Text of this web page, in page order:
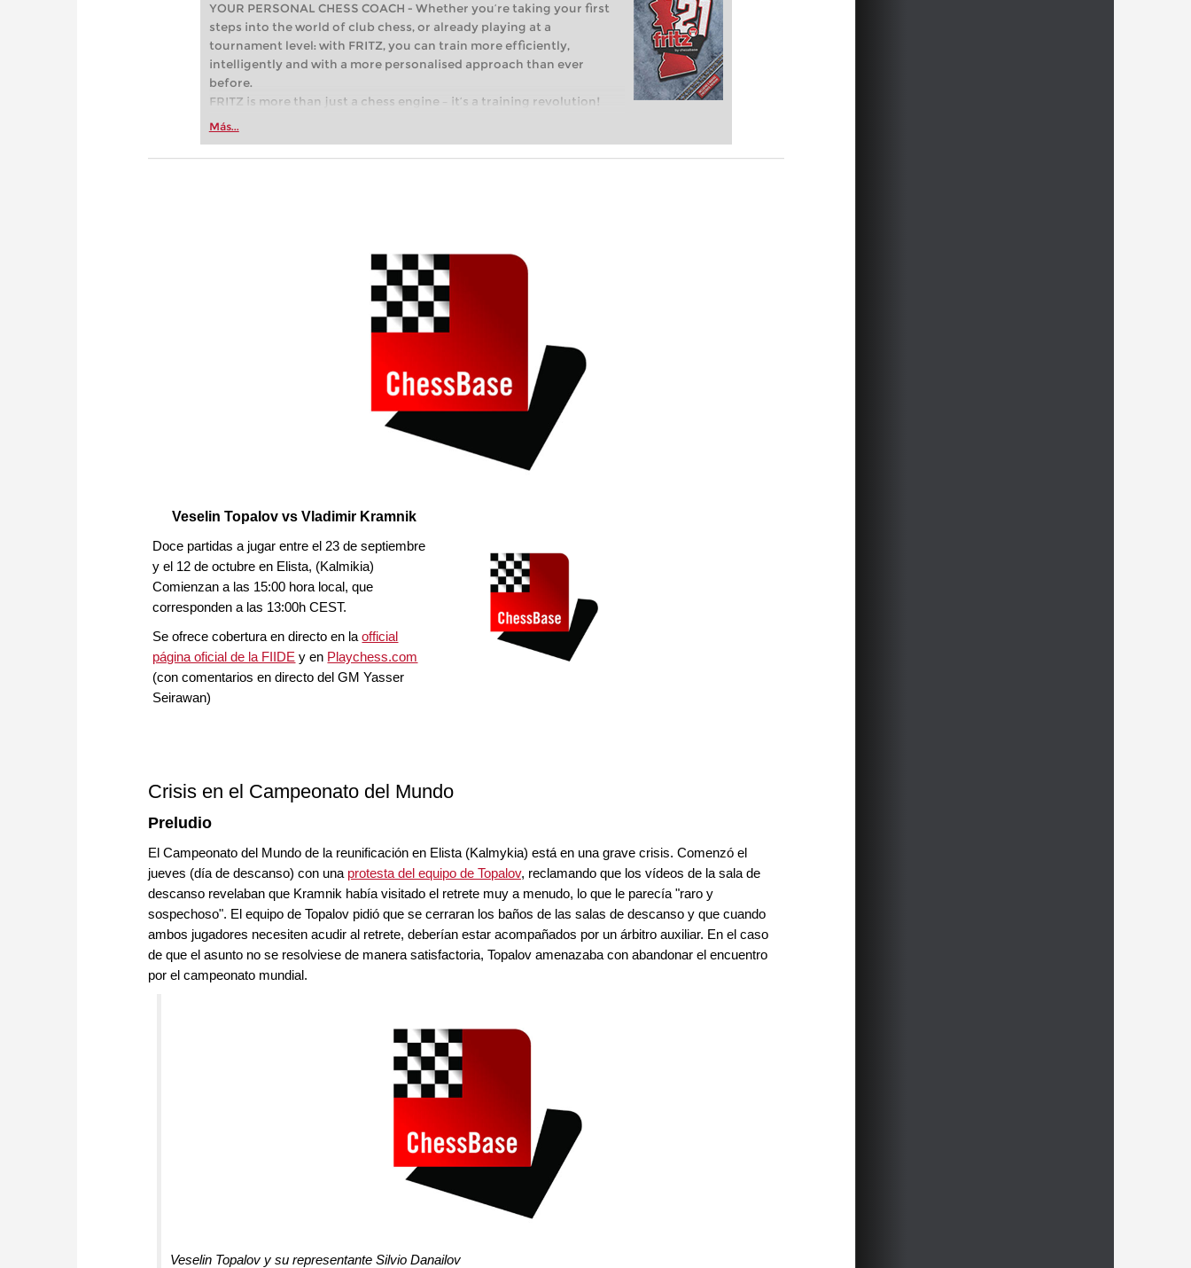
YOUR PERSONAL CHESS COACH - Whether you’re taking your first
steps into the world of club chess, or already playing at a
tournament level: with FRITZ, you can train more efficiently,
intelligently and with a more personalised approach than ever
before.
FRITZ is more than just a chess engine – it’s a training revolution!
Whether you’re taking your first steps into the world of club chess,
more efficiently, intelligently and with a more personalised
Más...
Veselin Topalov vs Vladimir Kramnik
Doce partidas a jugar entre el 23 de septiembre
y el 12 de octubre en Elista, (Kalmikia)
Comienzan a las 15:00 hora local, que
corresponden a las 13:00h CEST.
Se ofrece cobertura en directo en laofficial
página oficial de la FIIDE y en Playchess.com
(con comentarios en directo del GM Yasser
Seirawan)
Crisis en el Campeonato del Mundo
Preludio
El Campeonato del Mundo de la reunificación en Elista (Kalmykia) está en una grave crisis. Comenzó el
jueves (día de descanso) con una protesta del equipo de Topalov, reclamando que los vídeos de la sala de
descanso revelaban que Kramnik había visitado el retrete muy a menudo, lo que le parecía "raro y
sospechoso". El equipo de Topalov pidió que se cerraran los baños de las salas de descanso y que cuando
ambos jugadores necesiten acudir al retrete, deberían estar acompañados por un árbitro auxiliar. En el caso
de que el asunto no se resolviese de manera satisfactoria, Topalov amenazaba con abandonar el encuentro
por el campeonato mundial.
Veselin Topalov y su representante Silvio Danailov